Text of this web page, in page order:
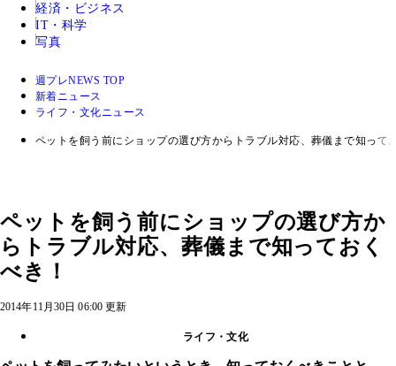
経済・ビジネス
IT・科学
写真
週プレNEWS TOP
新着ニュース
ライフ・文化ニュース
ペットを飼う前にショップの選び方からトラブル対応、葬儀まで知って
ペットを飼う前にショップの選び方か
らトラブル対応、葬儀まで知っておく
べき！
2014年11月30日 06:00 更新
ライフ・文化